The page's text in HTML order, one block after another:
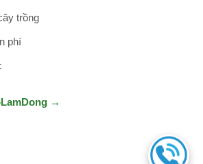
trồng
phí
→